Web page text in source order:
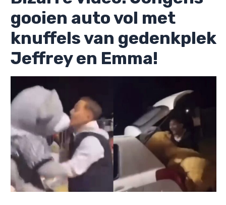
gooien auto vol met
knuffels van gedenkplek
Jeffrey en Emma!